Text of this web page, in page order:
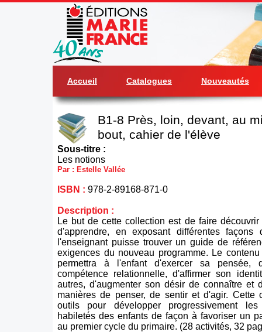
Accueil Catalogues Nouveautés
B1-8 Près, loin, devant, au
bout, cahier de l'élève
Sous-titre :
Les notions
Par : Estelle Vallée
ISBN : 978-2-89168-871-0
Description :
Le but de cette collection est de faire
d'apprendre, en exposant différentes
l'enseignant puisse trouver un guide de
exigences du nouveau programme. Le
permettra à l'enfant d'exercer sa pensée,
compétence relationnelle, d'affirmer son
autres, d'augmenter son désir de connaître et
manières de penser, de sentir et d'agir. Cette
outils pour développer progressivement
habiletés des enfants de façon à favoriser un
au premier cycle du primaire. (28 activités, 32